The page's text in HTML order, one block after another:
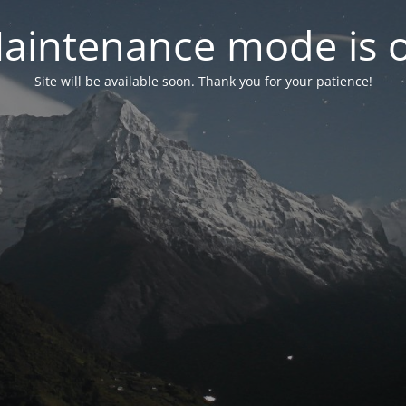
mode is
Site will be available soon. Thank you for your patience!